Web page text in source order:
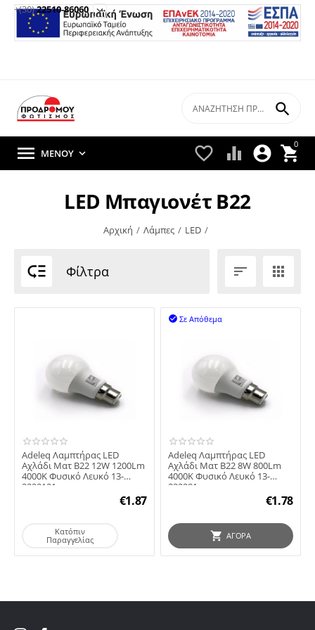
+(30)22510-86060 
0


 

 ΜΕΝΟΎ 
LED Μπαγιονέτ Β22
Αρχική / Λάμπες / LED /
 Φίλτρα  
Adeleq Λαμπτήρας LED
Αχλάδι Ματ B22 12W 1200Lm
4000K Φυσικό Λευκό 13-
2222121
€1.87
Κατόπιν
Παραγγελίας
Σε Απόθεμα

Adeleq Λαμπτήρας LED
Αχλάδι Ματ B22 8W 800Lm
4000K Φυσικό Λευκό 13-
222281
€1.78
ΑΓΟΡΆ